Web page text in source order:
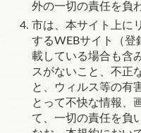
外の一切の責任を負
市は、本サイト上に
するWEBサイト（登
載している場合も含
スがないこと、不正
と、ウィルス等の有
とって不快な情報、
て、一切の責任を負